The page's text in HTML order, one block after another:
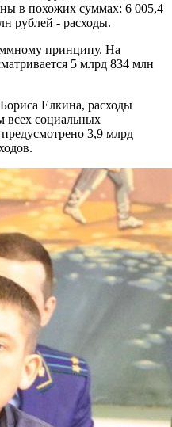
в похожих суммах: 6 005,4
рублей - расходы.
принципу. На
5 млрд 834 млн
Елкина, расходы
всех социальных
3,9 млрд